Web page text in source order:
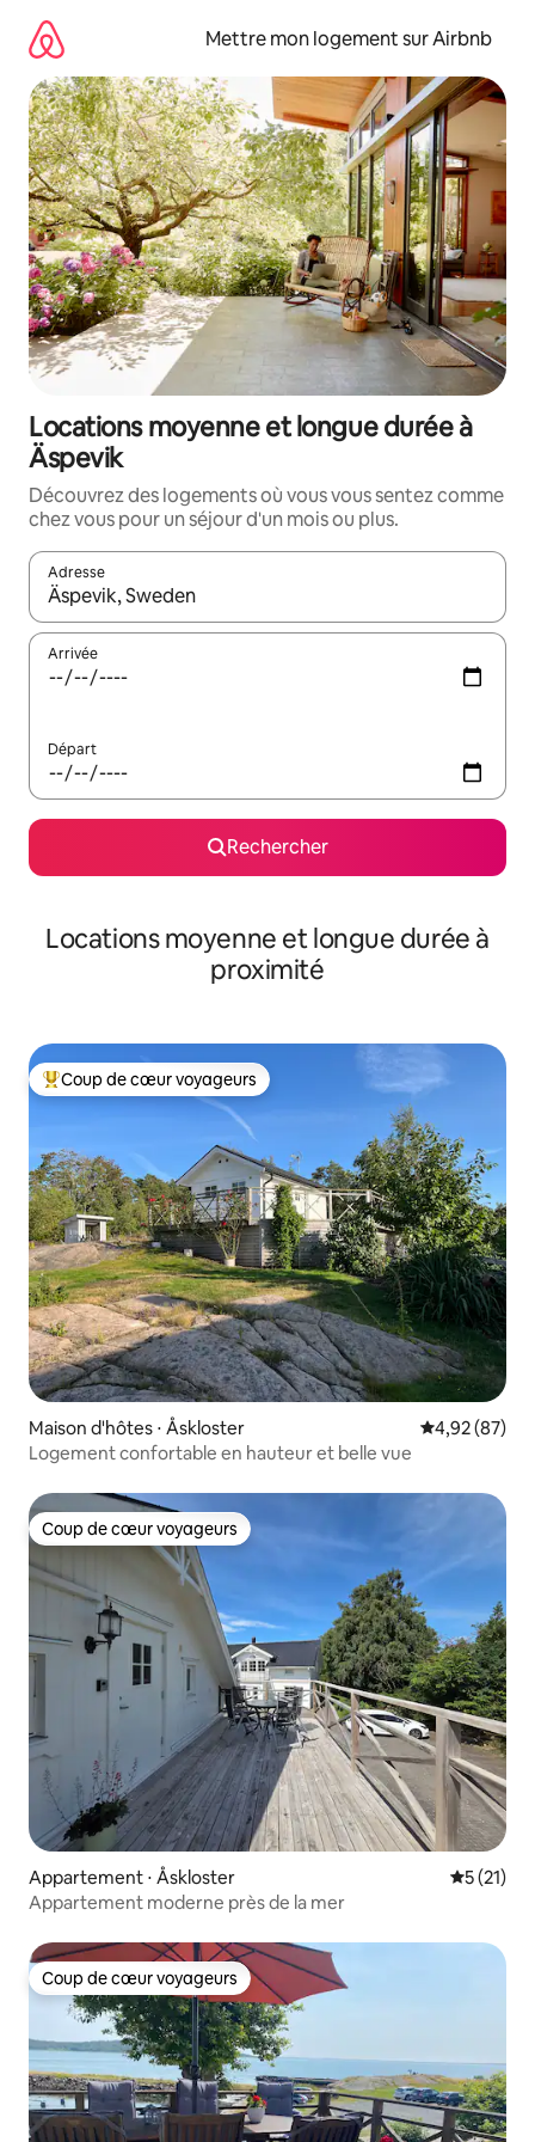
directement
contenu
Mettre mon logement sur Airbnb
Locations moyenne et longue durée à
Äspevik
Découvrez des logements où vous vous sentez comme
chez vous pour un séjour d'un mois ou plus.
Adresse
Lorsque les résultats s'affichent, utilisez les flèches vers le
Arrivée
Départ
Rechercher
Locations moyenne et longue durée à
proximité
Coups de cœur voyageurs les plus appréciés
Coup de cœur voyageurs
Maison d'hôtes ⋅ Åskloster Évaluation
4,92 (87)
Logement confortable en hauteur et belle vue
Coup de cœur voyageurs
Coup de cœur voyageurs
Appartement ⋅ Åskloster
5 (21)
Appartement moderne près de la mer
Coup de cœur voyageurs
Coup de cœur voyageurs